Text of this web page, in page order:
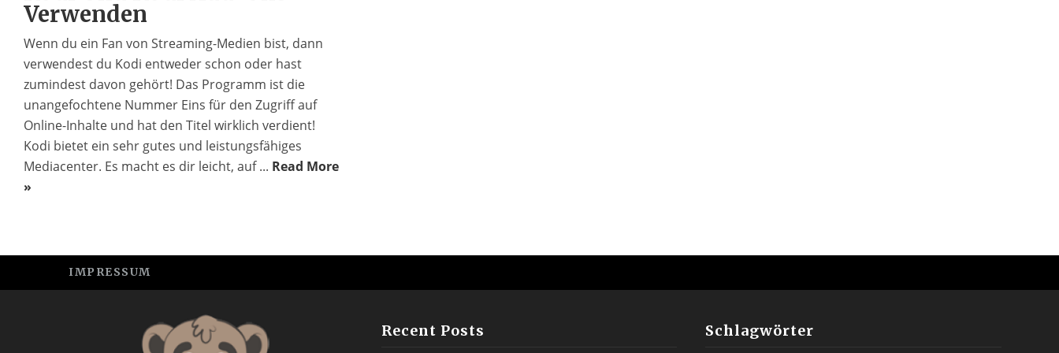
Verwenden
Wenn du ein Fan von Streaming-Medien bist, dann
verwendest du Kodi entweder schon oder hast
zumindest davon gehört! Das Programm ist die
unangefochtene Nummer Eins für den Zugriff auf
Online-Inhalte und hat den Titel wirklich verdient!
Kodi bietet ein sehr gutes und leistungsfähiges
Mediacenter. Es macht es dir leicht, auf ... Read More
»
IMPRESSUM
Recent Posts Schlagwörter